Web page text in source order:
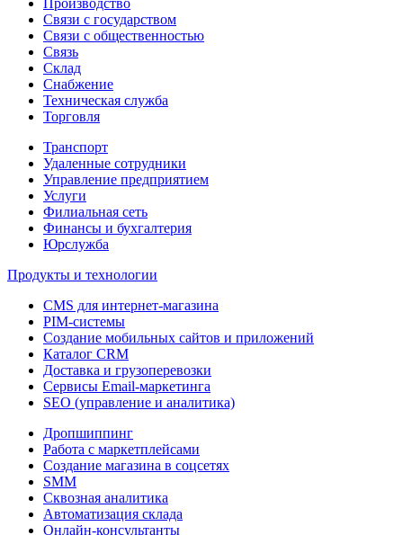
Производство
Связи с государством
Связи с общественностью
Связь
Склад
Снабжение
Техническая служба
Торговля
Транспорт
Удаленные сотрудники
Управление предприятием
Услуги
Филиальная сеть
Финансы и бухгалтерия
Юрслужба
Продукты и технологии
CMS для интернет-магазина
PIM-системы
Создание мобильных сайтов и приложений
Каталог CRM
Доставка и грузоперевозки
Сервисы Email-маркетинга
SEO (управление и аналитика)
Дропшиппинг
Работа с маркетплейсами
Создание магазина в соцсетях
SMM
Сквозная аналитика
Автоматизация склада
Онлайн-консультанты